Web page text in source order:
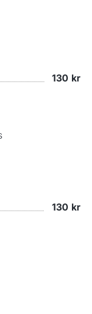
130 kr
130 kr